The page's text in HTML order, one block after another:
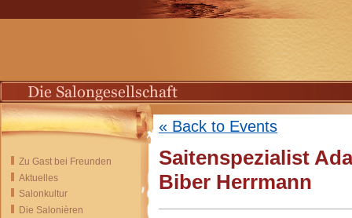
Zu Gast bei Freunden
Aktuelles
Salonkultur
Die Salonièren
« Back to Events
Saitenspezialist
Biber Herrmann